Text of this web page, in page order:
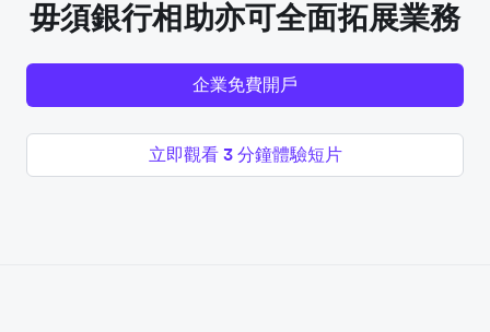
毋須銀行相助亦可全面拓展業務
企業免費開戶
立即觀看 3 分鐘體驗短片